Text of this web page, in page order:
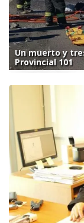
Un muerto y
Provincial 101